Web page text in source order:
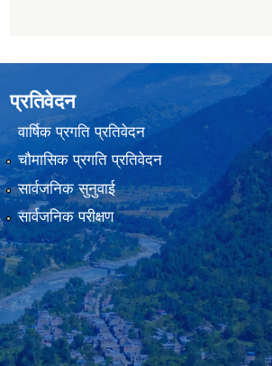
प्रतिवेदन
वार्षिक प्रगति प्रतिवेदन
चौमासिक प्रगति प्रतिवेदन
सार्वजनिक सुनुवाई
सार्वजनिक परीक्षण